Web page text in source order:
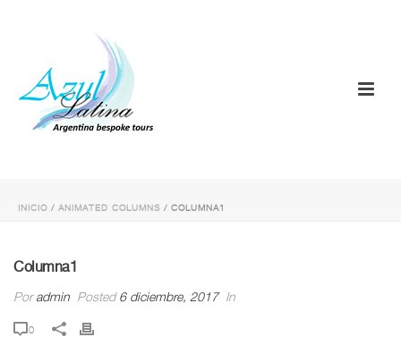
INICIO / ANIMATED COLUMNS / COLUMNA1
Columna1
Por admin Posted 6 diciembre, 2017 In
0